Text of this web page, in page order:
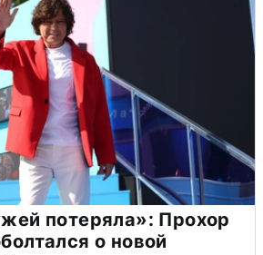
потеряла»: Прохор
о новой